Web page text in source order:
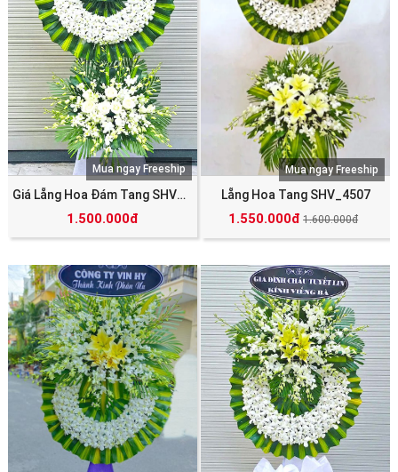
Giá Lẵng Hoa Đám Tang SHV_4466
1.500.000đ
Mua ngay Freeship
Lẵng Hoa Tang SHV_4507
1.550.000đ 1.600.000đ
Mua ngay Freeship